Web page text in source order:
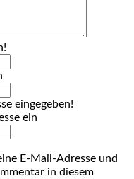
eingegeben!
ein
E-Mail-Adresse und
in diesem